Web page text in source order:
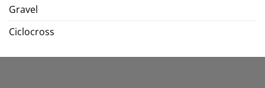
Gravel
Ciclocross